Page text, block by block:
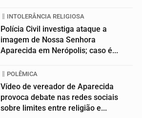
INTOLERÂNCIA RELIGIOSA
Polícia Civil investiga ataque a
imagem de Nossa Senhora
Aparecida em Nerópolis; caso é...
POLÊMICA
Vídeo de vereador de Aparecida
provoca debate nas redes sociais
sobre limites entre religião e...